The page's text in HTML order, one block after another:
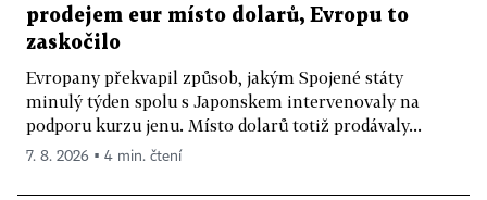
prodejem eur místo dolarů, Evropu to
zaskočilo
Evropany překvapil způsob, jakým Spojené státy
minulý týden spolu s Japonskem intervenovaly na
podporu kurzu jenu. Místo dolarů totiž prodávaly...
7. 8. 2026 ▪ 4 min. čtení